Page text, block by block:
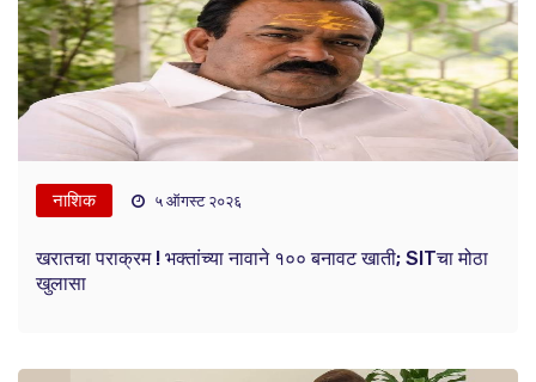
नाशिक ५ ऑगस्ट २०२६
खरातचा पराक्रम ! भक्तांच्या नावाने १०० बनावट खाती; SITचा मोठा
खुलासा